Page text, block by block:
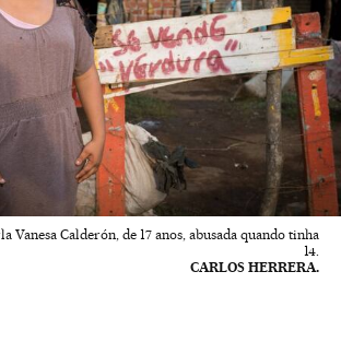
Vanesa Calderón, de 17 anos, abusada quando tinha
14.
CARLOS HERRERA.